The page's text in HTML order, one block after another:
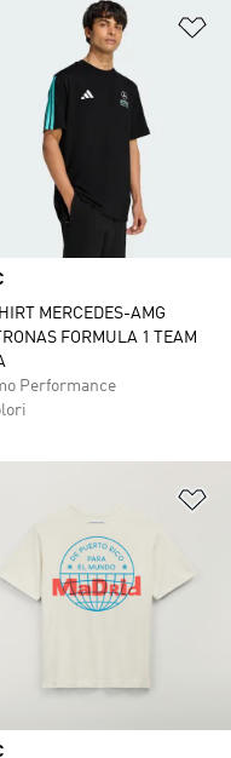
alla lista dei desideri
MERCEDES-AMG
FORMULA 1 TEAM
Performance
alla lista dei desideri